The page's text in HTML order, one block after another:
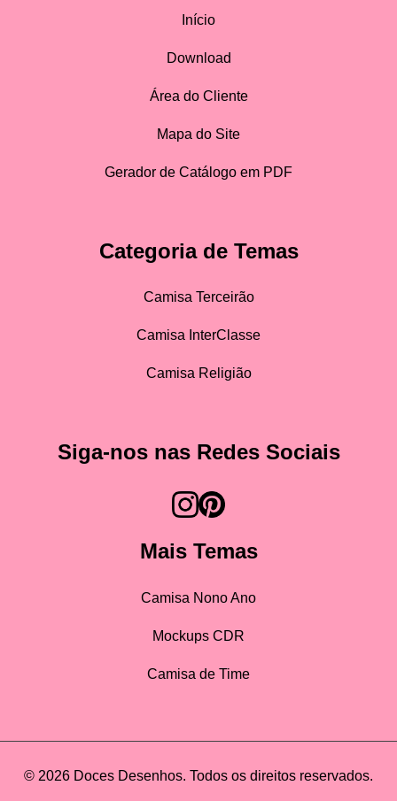
Início
Download
Área do Cliente
Mapa do Site
Gerador de Catálogo em PDF
Categoria de Temas
Camisa Terceirão
Camisa InterClasse
Camisa Religião
Siga-nos nas Redes Sociais
Mais Temas
Camisa Nono Ano
Mockups CDR
Camisa de Time
© 2026 Doces Desenhos. Todos os direitos reservados.